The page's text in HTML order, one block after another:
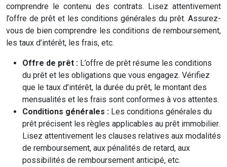
comprendre le contenu des contrats. Lisez attentivement
l’offre de prêt et les conditions générales du prêt. Assurez-
vous de bien comprendre les conditions de remboursement,
les taux d’intérêt, les frais, etc.
Offre de prêt : L’offre de prêt résume les conditions
du prêt et les obligations que vous engagez. Vérifiez
que le taux d’intérêt, la durée du prêt, le montant des
mensualités et les frais sont conformes à vos attentes.
Conditions générales : Les conditions générales du
prêt précisent les règles applicables au prêt immobilier.
Lisez attentivement les clauses relatives aux modalités
de remboursement, aux pénalités de retard, aux
possibilités de remboursement anticipé, etc.